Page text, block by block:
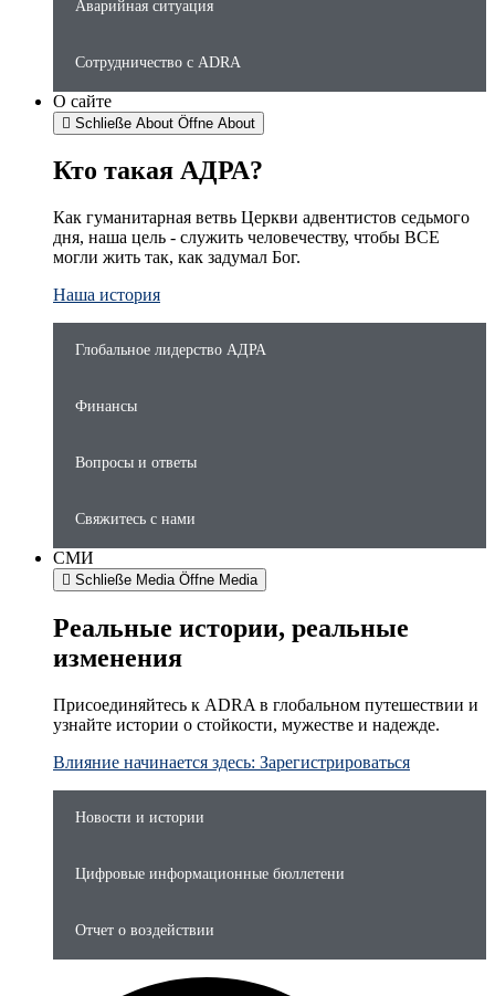
Аварийная ситуация
Сотрудничество с ADRA
О сайте
Schließe About Öffne About
Кто такая АДРА?
Как гуманитарная ветвь Церкви адвентистов седьмого
дня, наша цель - служить человечеству, чтобы ВСЕ
могли жить так, как задумал Бог.
Наша история
Глобальное лидерство АДРА
Финансы
Вопросы и ответы
Свяжитесь с нами
СМИ
Schließe Media Öffne Media
Реальные истории, реальные
изменения
Присоединяйтесь к ADRA в глобальном путешествии и
узнайте истории о стойкости, мужестве и надежде.
Влияние начинается здесь: Зарегистрироваться
Новости и истории
Цифровые информационные бюллетени
Отчет о воздействии